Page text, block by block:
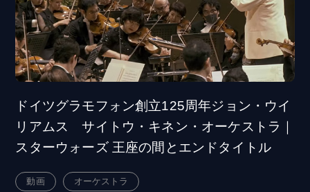
ドイツグラモフォン創立125周年ジョン・ウイ
リアムス サイトウ・キネン・オーケストラ｜
スターウォーズ 王座の間とエンドタイトル
動画 オーケストラ